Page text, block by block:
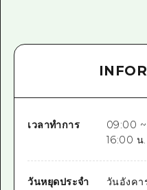
เวลาทำการ
09:00
16:00 น.
วันหยุดประจำ
วันอังค